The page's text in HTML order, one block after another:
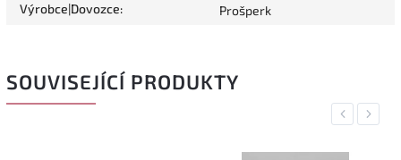
Výrobce|Dovozce: Prošperk
SOUVISEJÍCÍ PRODUKTY
Previous
Next